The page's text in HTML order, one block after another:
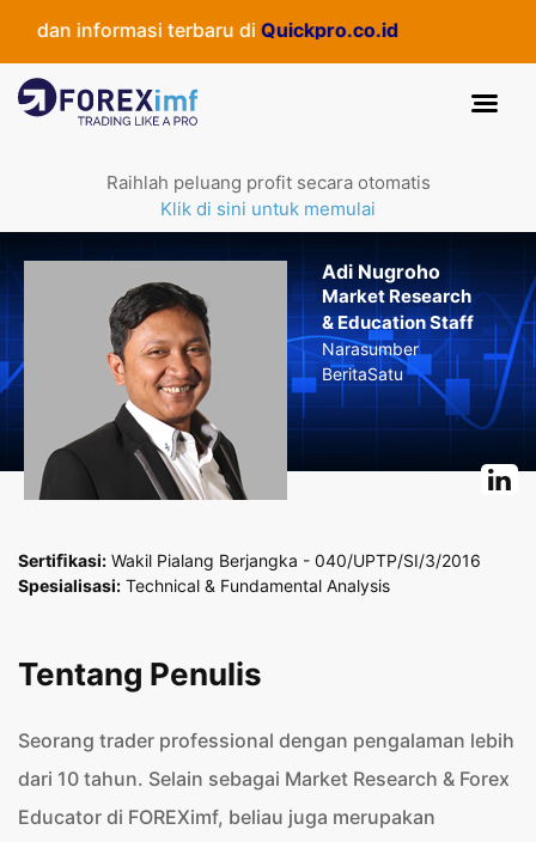
informasi terbaru diQuickpro.co.id
Raihlah peluang profit secara otomatis
Klik di sini untuk memulai
Adi Nugroho
Market Research
& Education Staff
Narasumber
BeritaSatu
Sertiﬁkasi: Wakil Pialang Berjangka - 040/UPTP/SI/3/2016
Spesialisasi: Technical & Fundamental Analysis
Tentang Penulis
Seorang trader professional dengan pengalaman lebih
dari 10 tahun. Selain sebagai Market Research & Forex
Educator di FOREXimf, beliau juga merupakan